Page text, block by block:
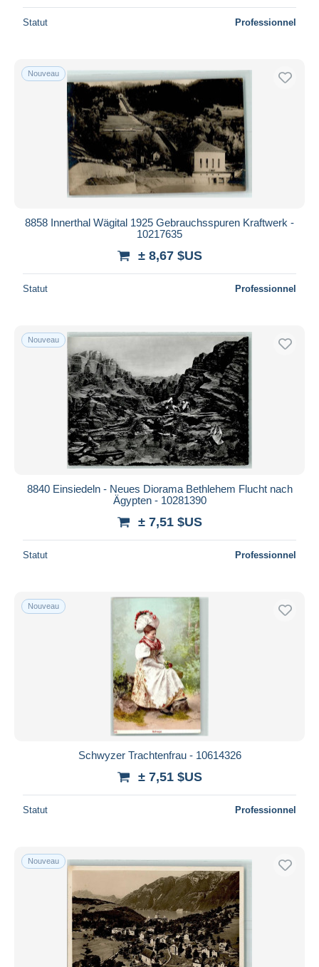
Statut Professionnel
Nouveau
8858 Innerthal Wägital 1925 Gebrauchsspuren Kraftwerk -
10217635
± 8,67 $US
Statut Professionnel
Nouveau
8840 Einsiedeln - Neues Diorama Bethlehem Flucht nach
Ägypten - 10281390
± 7,51 $US
Statut Professionnel
Nouveau
Schwyzer Trachtenfrau - 10614326
± 7,51 $US
Statut Professionnel
Nouveau